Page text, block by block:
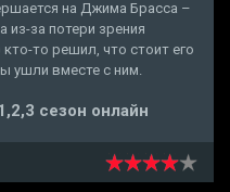
на Джима Брасса –
из-за потери зрения
то решил, что стоит его
ушли вместе с ним.
сезон онлайн